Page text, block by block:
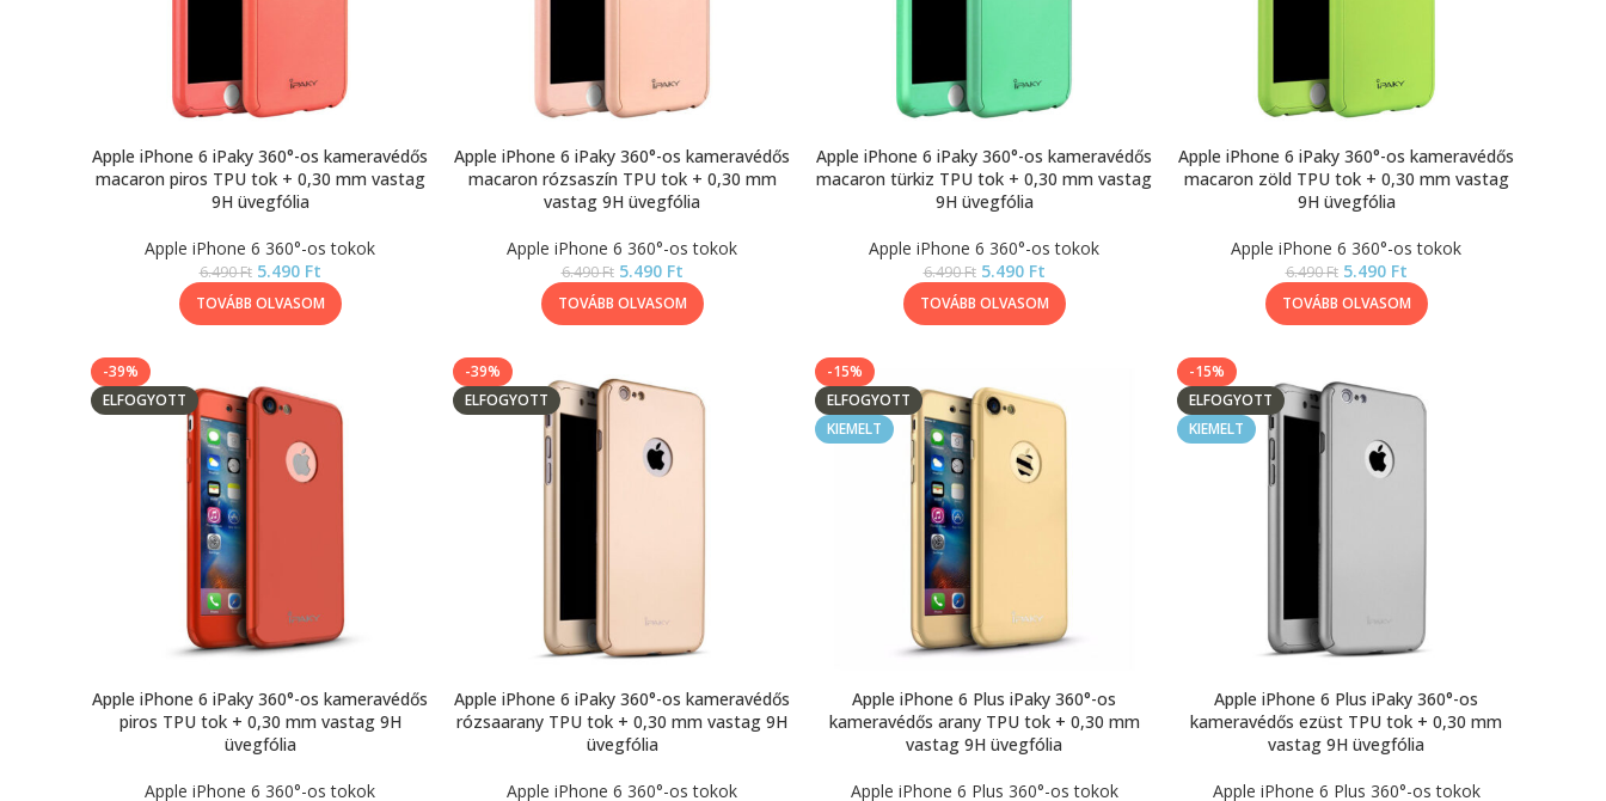
Apple iPhone 6 iPaky 360°-os kameravédős
macaron piros TPU tok + 0,30 mm vastag
9H üvegfólia
Apple iPhone 6 360°-os tokok
6.490Ft 5.490 Ft
TOVÁBB OLVASOM
Apple iPhone 6 iPaky 360°-os kameravédős
macaron rózsaszín TPU tok + 0,30 mm
vastag 9H üvegfólia
Apple iPhone 6 360°-os tokok
6.490Ft 5.490 Ft
TOVÁBB OLVASOM
Apple iPhone 6 iPaky 360°-os kameravédős
macaron türkiz TPU tok + 0,30 mm vastag
9H üvegfólia
Apple iPhone 6 360°-os tokok
6.490Ft 5.490 Ft
TOVÁBB OLVASOM
Apple iPhone 6 iPaky 360°-os kameravédős
macaron zöld TPU tok + 0,30 mm vastag
9H üvegfólia
Apple iPhone 6 360°-os tokok
6.490Ft 5.490 Ft
TOVÁBB OLVASOM
-39%
ELFOGYOTT
Apple iPhone 6 iPaky 360°-os kameravédős
piros TPU tok + 0,30 mm vastag 9H
üvegfólia
Apple iPhone 6 360°-os tokok
-39%
ELFOGYOTT
Apple iPhone 6 iPaky 360°-os kameravédős
rózsaarany TPU tok + 0,30 mm vastag 9H
üvegfólia
Apple iPhone 6 360°-os tokok
-15%
ELFOGYOTT
KIEMELT
Apple iPhone 6 Plus iPaky 360°-os
kameravédős arany TPU tok + 0,30 mm
vastag 9H üvegfólia
Apple iPhone 6 Plus 360°-os tokok
-15%
ELFOGYOTT
KIEMELT
Apple iPhone 6 Plus iPaky 360°-os
kameravédős ezüst TPU tok + 0,30 mm
vastag 9H üvegfólia
Apple iPhone 6 Plus 360°-os tokok